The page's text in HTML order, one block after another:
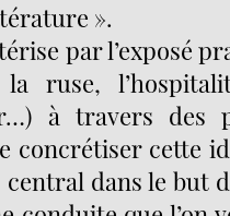
».
par l’exposé
la ruse,
à travers des
concrétiser cette
dans le but